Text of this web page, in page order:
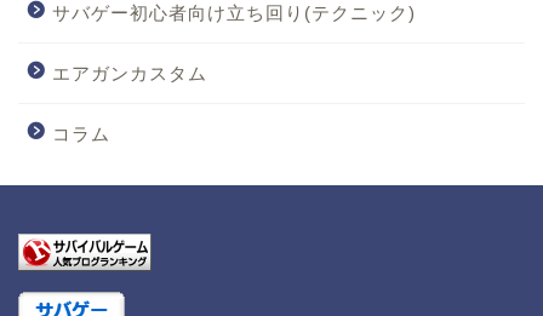
サバゲー初心者向け立ち回り(テクニック)
エアガンカスタム
コラム